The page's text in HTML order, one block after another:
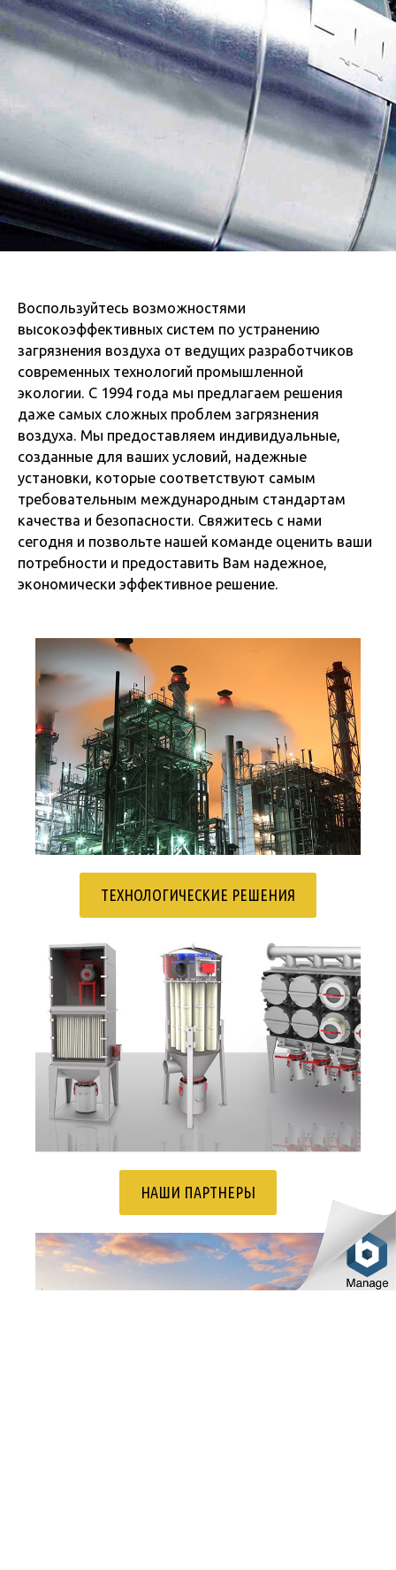
Воспользуйтесь возможностями
высокоэффективных систем по устранению
загрязнения воздуха от ведущих разработчиков
современных технологий промышленной
экологии. С 1994 года мы предлагаем решения
даже самых сложных проблем загрязнения
воздуха. Мы предоставляем индивидуальные,
созданные для ваших условий, надежные
установки, которые соответствуют самым
требовательным международным стандартам
качества и безопасности. Свяжитесь с нами
сегодня и позвольте нашей команде оценить ваши
потребности и предоставить Вам надежное,
экономически эффективное решение.
ТЕХНОЛОГИЧЕСКИЕ РЕШЕНИЯ
НАШИ ПАРТНЕРЫ